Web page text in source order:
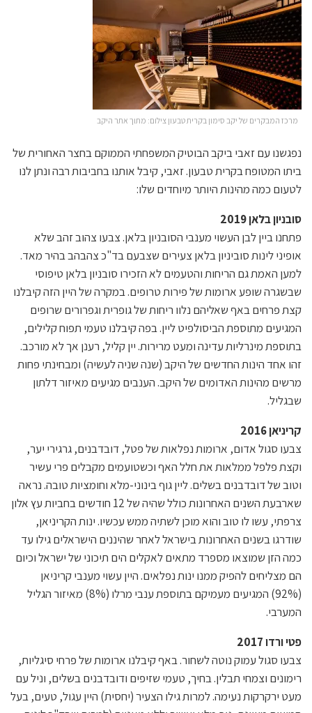
מרכז המבקרים של יקב סימון בקרית טבעון צילום: מתוך אתר היקב
נפגשנו עם זאבי ביקב הבוטיק המשפחתי הממוקם בחצר האחורית של
ביתו המטופח בקרית טבעון. זאבי, קיבל אותנו בחביבות רבה ונתן לנו
לטעום כמה מהינות היותר מיוחדים שלו:
סובניון בלאן 2019
פתחנו ביין לבן העשוי מענבי הסובניון בלאן. צבעו צהוב זהב שלא
אופיני לינות סוביניון בלאן צעירים שצבעם בד"כ צהבהב בהיר מאד.
למען האמת גם הריחות והטעמים לא הזכירו סובניון בלאן טיפוסי
שבשגרה שופע ארומות של פירות טרופים. במקרה של היין הזה קיבלנו
קצת פרחים באף שאליהם נלוו ריחות של גופרית וגפרורים שרופים
המגיעים מתוספת הביסולפיט ליין. בפה קיבלנו טעמי תפוח קלילים,
בתוספת מינרליות עדינה ומעט מרירות. יין קליל, רענן אך לא מורכב.
זהו אחד הינות החדשים של היקב (שנה שניה לעשיה) ומבחינתי פחות
מרשים מהינות האדומים של היקב. הענבים מגיעים מאיזור דלתון
שבגליל.
קריניאן 2016
צבעו סגול אדום, ארומות נפלאות של פטל, דובדבנים, גרגירי יער,
וקצת פלפל ממלאות את חלל האף וכשטועמים מקבלים פרי עשיר
וטוב של דובדבנים בשלים. ליין גוף בינוני-מלא וחומציות טובה. נראה
שארבעת השנים האחרונות כולל שהיה של 12 חודשים בחביות עץ אלון
צרפתי, עשו לו טוב והוא מוכן לשתיה ממש עכשיו. ינות הקריניאן,
שודרגו בשנים האחרונות בישראל לאחר שהיננים הישראלים גילו עד
כמה הזן שמוצאו מספרד מתאים לאקלים הים תיכוני של ישראל וכיום
הם מצליחים להפיק ממנו ינות נפלאים. היין עשוי מענבי קריניאן
(92%) המגיעים מעמיקם בתוספת ענבי מרלו (8%) מאיזור הגליל
המערבי.
פטי ורדו 2017
צבעו סגול עמוק נוטה לשחור. באף קיבלנו ארומות של פרחי סיגליות,
רימונים וצמחי תבלין. בחיך, טעמי שזיפים ודובדבנים בשלים, וניל עם
מעט ירקרקות נעימה. למרות גילו הצעיר (יחסית) היין עגול, טעים, בעל